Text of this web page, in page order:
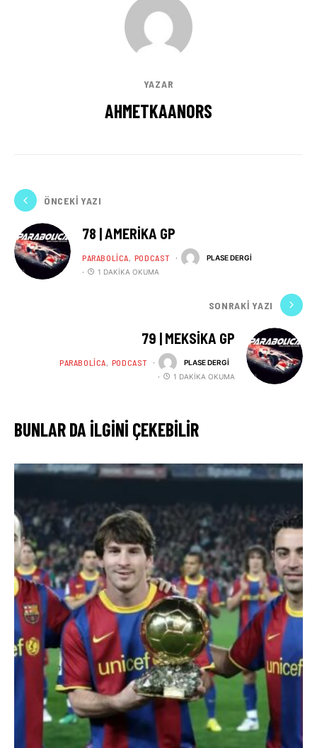
YAZAR
AHMETKAANORS
ÖNCEKI YAZI
78 | AMERIKA GP
PARABOLICA PODCAST
PLASE DERGI
1 DAKIKA OKUMA
SONRAKI YAZI
79 | MEKSIKA GP
PARABOLICA PODCAST
PLASE DERGI
1 DAKIKA OKUMA
BUNLAR DA ILGINI ÇEKEBILIR